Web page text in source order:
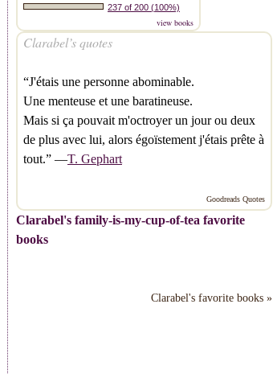
237 of 200 (100%)
view books
Clarabel’s quotes
“J'étais une personne abominable.
Une menteuse et une baratineuse.
Mais si ça pouvait m'octroyer un jour ou deux
de plus avec lui, alors égoïstement j'étais prête à
tout.” —T. Gephart
Goodreads Quotes
Clarabel's family-is-my-cup-of-tea favorite
books
Clarabel's favorite books »